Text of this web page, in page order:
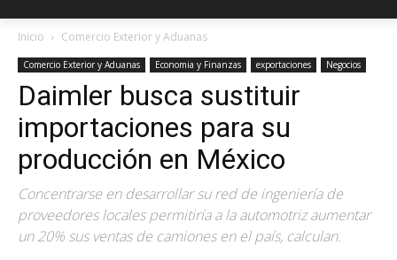
Inicio Comercio Exterior y Aduanas
Comercio Exterior y Aduanas Economia y Finanzas exportaciones Negocios
Daimler busca sustituir
importaciones para su
producción en México
Concentrarse en desarrollar su red de ingeniería de
proveedores locales permitiría a la automotriz aumentar
un 20% sus ventas de camiones en el país, calculan.